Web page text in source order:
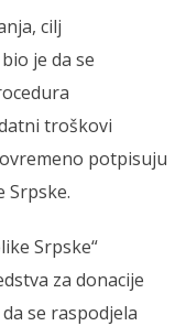
cilj
je da se
troškovi
potpisuju
Srpske.
Srpske“
za donacije
se raspodjela